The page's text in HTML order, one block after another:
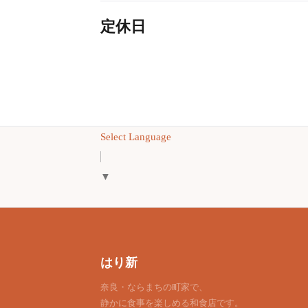
定休日
Select Language
▼
はり新
奈良・ならまちの町家で、
静かに食事を楽しめる和食店です。